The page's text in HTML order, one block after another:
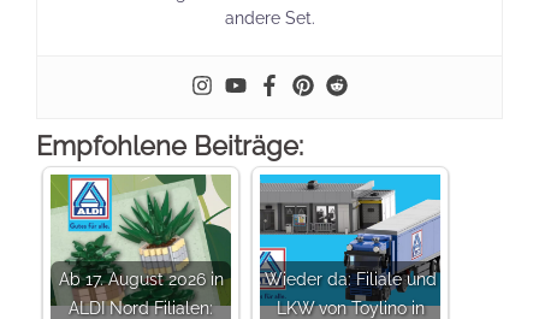
andere Set.
Empfohlene Beiträge:
Ab 17. August 2026 in
ALDI Nord Filialen:
Wieder da: Filiale und
LKW von Toylino in